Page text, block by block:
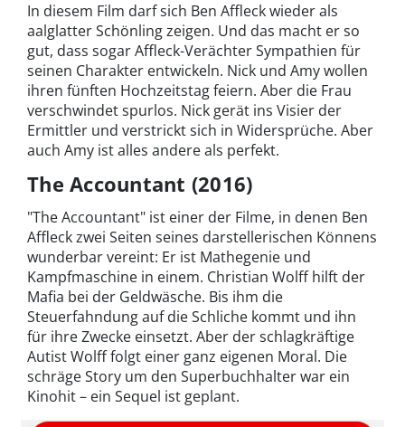
In diesem Film darf sich Ben Affleck wieder als
aalglatter Schönling zeigen. Und das macht er so
gut, dass sogar Affleck-Verächter Sympathien für
seinen Charakter entwickeln. Nick und Amy wollen
ihren fünften Hochzeitstag feiern. Aber die Frau
verschwindet spurlos. Nick gerät ins Visier der
Ermittler und verstrickt sich in Widersprüche. Aber
auch Amy ist alles andere als perfekt.
The Accountant (2016)
"The Accountant" ist einer der Filme, in denen Ben
Affleck zwei Seiten seines darstellerischen Könnens
wunderbar vereint: Er ist Mathegenie und
Kampfmaschine in einem. Christian Wolff hilft der
Mafia bei der Geldwäsche. Bis ihm die
Steuerfahndung auf die Schliche kommt und ihn
für ihre Zwecke einsetzt. Aber der schlagkräftige
Autist Wolff folgt einer ganz eigenen Moral. Die
schräge Story um den Superbuchhalter war ein
Kinohit – ein Sequel ist geplant.